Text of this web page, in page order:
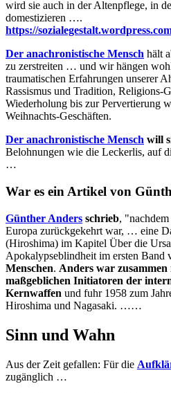
wird sie auch in der Altenpflege, in
domestizieren ….
https://
Der anachronistische Mensch hält
zu zerstreiten … und wir hängen
traumatischen Erfahrungen unserer
Rassismus und Tradition, Religions-
Wiederholung bis zur Pervertierung
Weihnachts-Geschäften.
Der anachronistische Mensch will
Belohnungen wie die Leckerlis, auf
…
War es ein Artikel von
Günther Anders schrieb,
Europa zurückgekehrt war, … eine
(Hiroshima) im Kapitel Über die
Apokalypseblindheit im ersten Band
Menschen. Anders war zusammen
maßgeblichen Initiatoren der
Kernwaffen und fuhr 1958 zum
Hiroshima und Nagasaki. ……
Sinn und Wahn
Aus der Zeit gefallen: Für die
zugänglich …